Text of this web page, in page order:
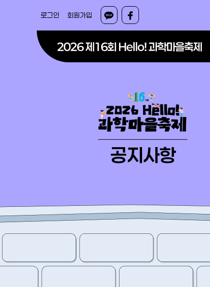
로그인 회원가입
공지사항